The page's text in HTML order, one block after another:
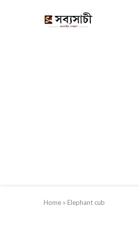
Home » Elephant cub